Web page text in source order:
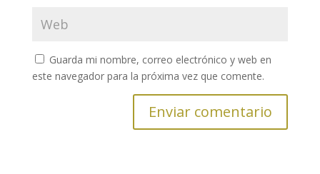
Guarda mi nombre, correo electrónico y web en
este navegador para la próxima vez que comente.